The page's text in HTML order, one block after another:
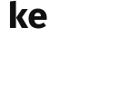
ke